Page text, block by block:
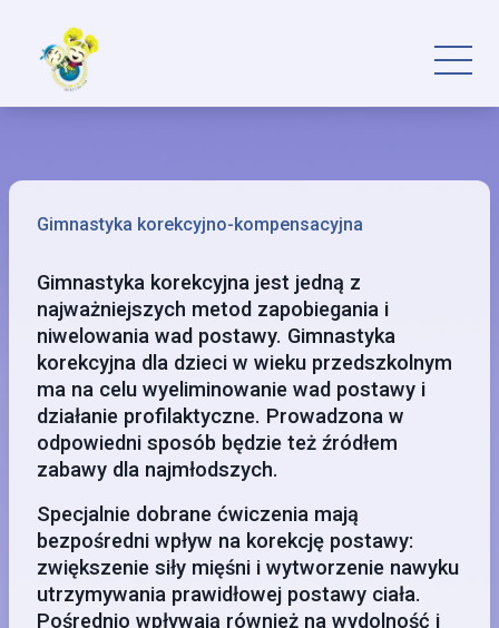
Gimnastyka korekcyjno-kompensacyjna
Gimnastyka korekcyjna jest jedną z
najważniejszych metod zapobiegania i
niwelowania wad postawy. Gimnastyka
korekcyjna dla dzieci w wieku przedszkolnym
ma na celu wyeliminowanie wad postawy i
działanie profilaktyczne. Prowadzona w
odpowiedni sposób będzie też źródłem
zabawy dla najmłodszych.
Specjalnie dobrane ćwiczenia mają
bezpośredni wpływ na korekcję postawy:
zwiększenie siły mięśni i wytworzenie nawyku
utrzymywania prawidłowej postawy ciała.
Pośrednio wpływają również na wydolność i